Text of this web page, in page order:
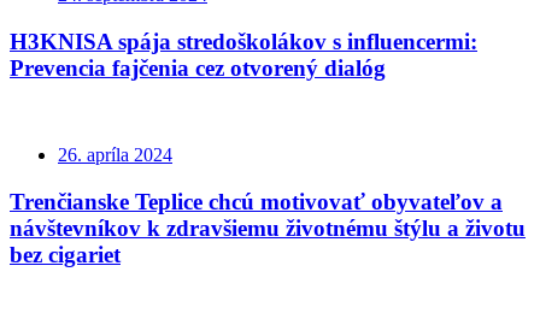
H3KNISA spája stredoškolákov s influencermi:
Prevencia fajčenia cez otvorený dialóg
26. apríla 2024
Trenčianske Teplice chcú motivovať obyvateľov a
návštevníkov k zdravšiemu životnému štýlu a životu
bez cigariet